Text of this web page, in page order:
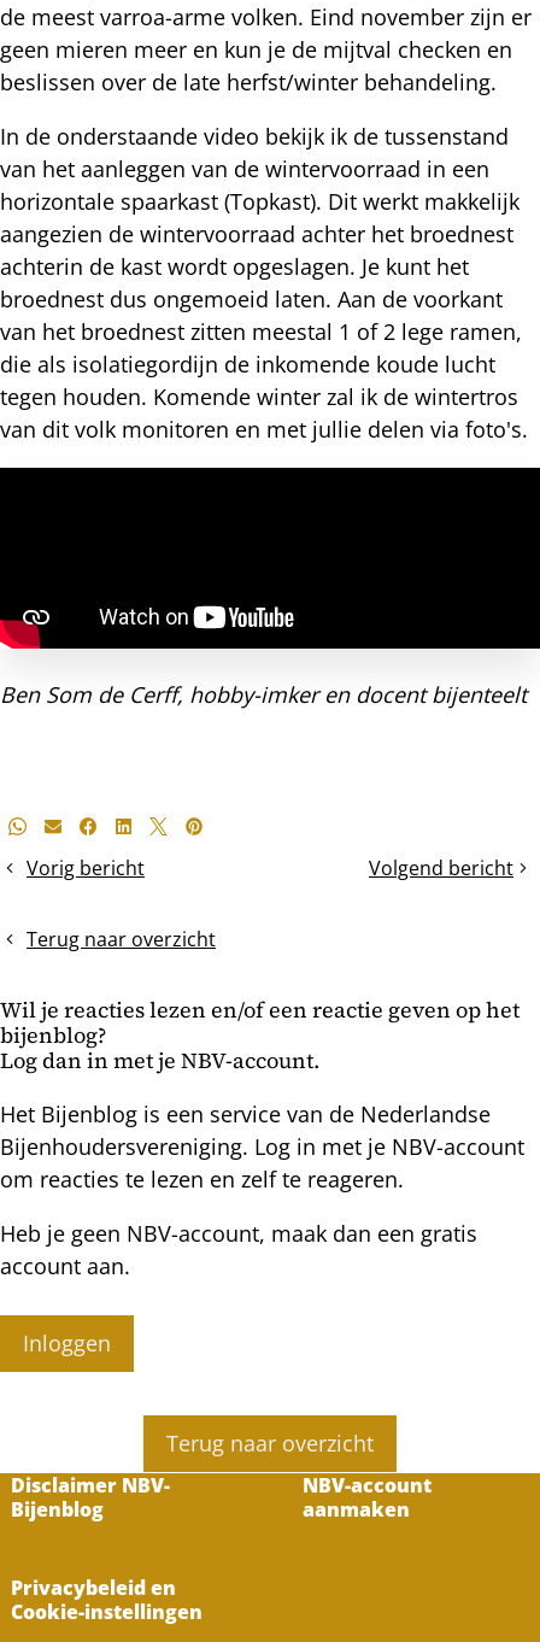
de meest varroa-arme volken. Eind november zijn er
geen mieren meer en kun je de mijtval checken en
beslissen over de late herfst/winter behandeling.
In de onderstaande video bekijk ik de tussenstand
van het aanleggen van de wintervoorraad in een
horizontale spaarkast (Topkast). Dit werkt makkelijk
aangezien de wintervoorraad achter het broednest
achterin de kast wordt opgeslagen. Je kunt het
broednest dus ongemoeid laten. Aan de voorkant
van het broednest zitten meestal 1 of 2 lege ramen,
die als isolatiegordijn de inkomende koude lucht
tegen houden. Komende winter zal ik de wintertros
van dit volk monitoren en met jullie delen via foto's.
Ben Som de Cerff, hobby-imker en docent bijenteelt
Deel
bericht
Whatsapp
E-mailFacebook
LinkedIn
X Pinterest
Vorig bericht
Melk
honing
bijen
Volgend bericht
De
Terug naar overzicht
Wil je reacties lezen en/of een reactie geven op het
bijenblog?
Log dan in met je NBV-account.
Het Bijenblog is een service van de Nederlandse
Bijenhoudersvereniging. Log in met je NBV-account
om reacties te lezen en zelf te reageren.
Heb je geen NBV-account, maak dan een gratis
account aan.
Inloggen
Terug naar overzicht
Disclaimer NBV-
Bijenblog
NBV-account
aanmaken
Privacybeleid en
Cookie-instellingen